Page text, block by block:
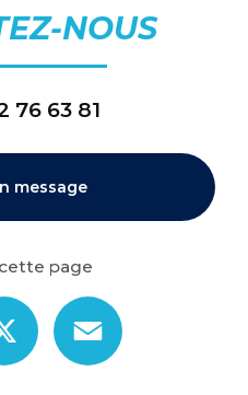
NOUS
76 63 81
message
page